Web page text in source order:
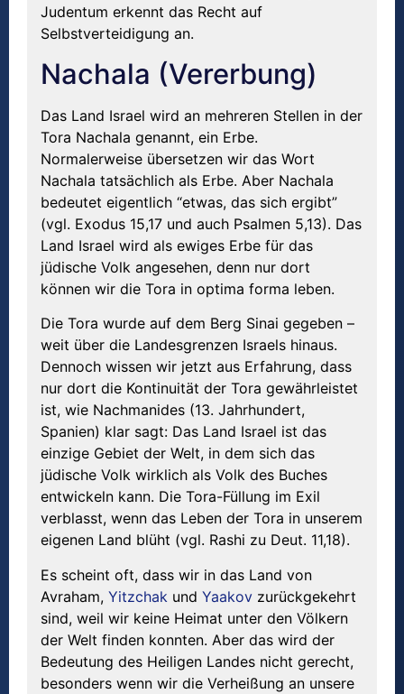
Judentum erkennt das Recht auf
Selbstverteidigung an.
Nachala (Vererbung)
Das Land Israel wird an mehreren Stellen in der
Tora Nachala genannt, ein Erbe.
Normalerweise übersetzen wir das Wort
Nachala tatsächlich als Erbe. Aber Nachala
bedeutet eigentlich “etwas, das sich ergibt”
(vgl. Exodus 15,17 und auch Psalmen 5,13). Das
Land Israel wird als ewiges Erbe für das
jüdische Volk angesehen, denn nur dort
können wir die Tora in optima forma leben.
Die Tora wurde auf dem Berg Sinai gegeben –
weit über die Landesgrenzen Israels hinaus.
Dennoch wissen wir jetzt aus Erfahrung, dass
nur dort die Kontinuität der Tora gewährleistet
ist, wie Nachmanides (13. Jahrhundert,
Spanien) klar sagt: Das Land Israel ist das
einzige Gebiet der Welt, in dem sich das
jüdische Volk wirklich als Volk des Buches
entwickeln kann. Die Tora-Füllung im Exil
verblasst, wenn das Leben der Tora in unserem
eigenen Land blüht (vgl. Rashi zu Deut. 11,18).
Es scheint oft, dass wir in das Land von
Avraham, Yitzchak und Yaakov zurückgekehrt
sind, weil wir keine Heimat unter den Völkern
der Welt finden konnten. Aber das wird der
Bedeutung des Heiligen Landes nicht gerecht,
besonders wenn wir die Verheißung an unsere